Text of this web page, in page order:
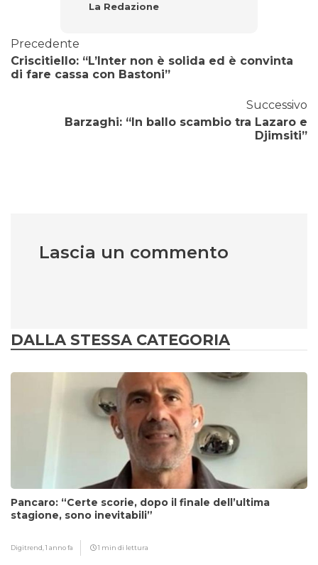
La Redazione
Precedente
Criscitiello: “L’Inter non è solida ed è convinta
di fare cassa con Bastoni”
Successivo
Barzaghi: “In ballo scambio tra Lazaro e
Djimsiti”
Lascia un commento
DALLA STESSA CATEGORIA
Pancaro: “Certe scorie, dopo il finale dell’ultima
stagione, sono inevitabili”
Digitrend,1 anno fa 1 min di lettura